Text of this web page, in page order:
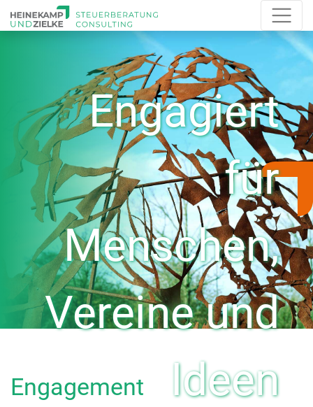
Engagiert
für
Menschen,
Vereine und
Ideen
Engagement